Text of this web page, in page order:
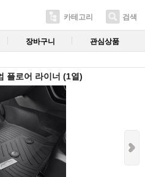
카테고리 검색
장바구니 관심상품
플로어 라이너 (1열)